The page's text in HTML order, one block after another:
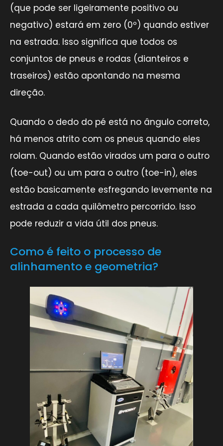
(que pode ser ligeiramente positivo ou
negativo) estará em zero (0º) quando estiver
na estrada. Isso significa que todos os
conjuntos de pneus e rodas (dianteiros e
traseiros) estão apontando na mesma
direção.
Quando o dedo do pé está no ângulo correto,
há menos atrito com os pneus quando eles
rolam. Quando estão virados um para o outro
(toe-out) ou um para o outro (toe-in), eles
estão basicamente esfregando levemente na
estrada a cada quilômetro percorrido. Isso
pode reduzir a vida útil dos pneus.
Como é feito o processo de
alinhamento e geometria?